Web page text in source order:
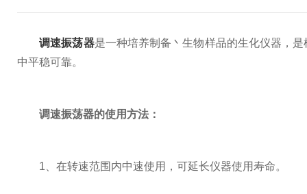
调速振荡器是一种培养制备丶生物样品的生化仪器，
中平稳可靠。
调速振荡器的使用方法：
1、在转速范围内中速使用，可延长仪器使用寿命。